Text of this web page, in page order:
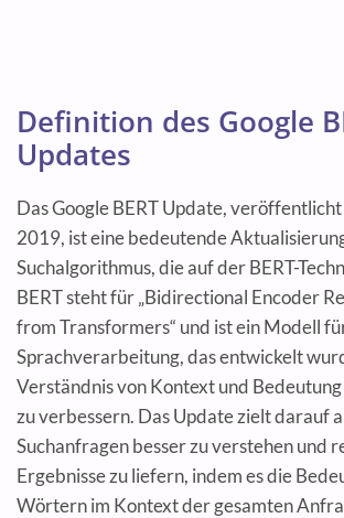
Definition des Google
Updates
Das Google BERT Update,
2019, ist eine bedeutende
Suchalgorithmus, die auf der BERT-
BERT steht für „Bidirectional Encoder
from Transformers“ und ist ein Modell
Sprachverarbeitung, das entwickelt
Verständnis von Kontext und
zu verbessern. Das Update zielt darauf
Suchanfragen besser zu verstehen und
Ergebnisse zu liefern, indem es die
Wörtern im Kontext der gesamten